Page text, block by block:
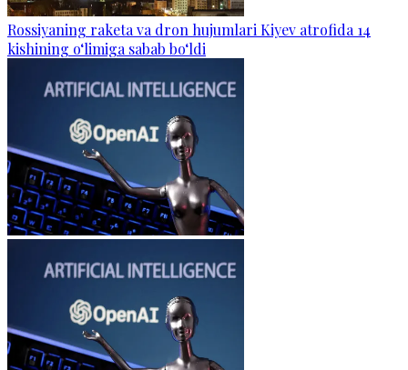
Rossiyaning raketa va dron hujumlari Kiyev atrofida 14
kishining o‘limiga sabab bo‘ldi